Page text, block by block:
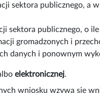
sektora publicznego, a
sektora publicznego, o
gromadzonych i
danych i ponownym
elektronicznej.
wniosku wzywa się